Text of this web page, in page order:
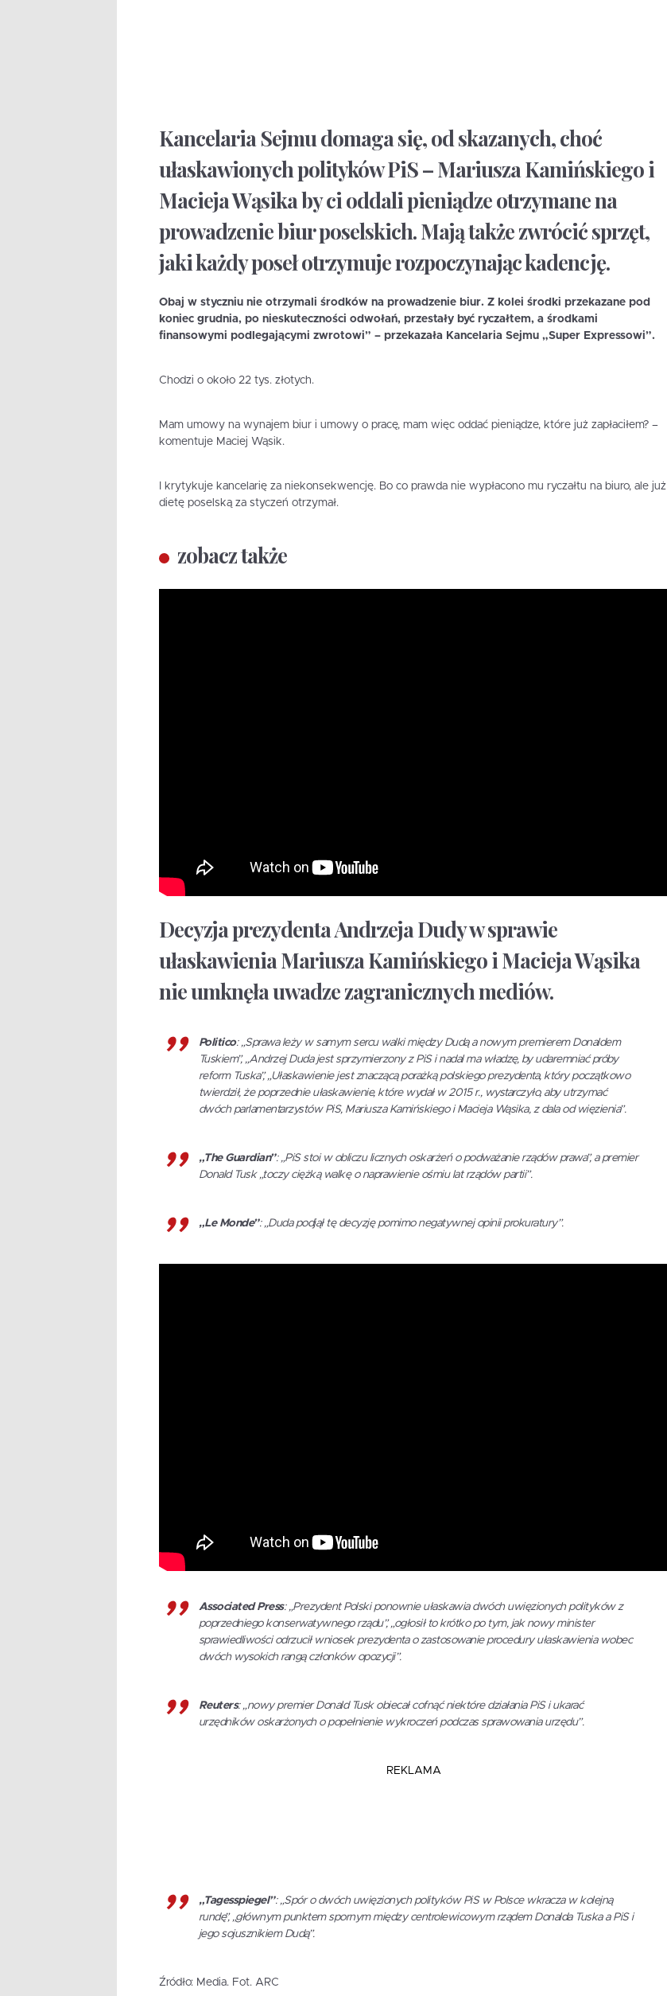
Kancelaria Sejmu domaga się, od skazanych, choć
ułaskawionych polityków PiS – Mariusza Kamińskiego i
Macieja Wąsika by ci oddali pieniądze otrzymane na
prowadzenie biur poselskich. Mają także zwrócić sprzęt,
jaki każdy poseł otrzymuje rozpoczynając kadencję.
Obaj w styczniu nie otrzymali środków na prowadzenie biur. Z kolei środki przekazane pod
koniec grudnia, po nieskuteczności odwołań, przestały być ryczałtem, a środkami
finansowymi podlegającymi zwrotowi” – przekazała Kancelaria Sejmu „Super Expressowi”.
Chodzi o około 22 tys. złotych.
Mam umowy na wynajem biur i umowy o pracę, mam więc oddać pieniądze, które już zapłaciłem? –
komentuje Maciej Wąsik.
I krytykuje kancelarię za niekonsekwencję. Bo co prawda nie wypłacono mu ryczałtu na biuro, ale już
dietę poselską za styczeń otrzymał.
zobacz także
Decyzja prezydenta Andrzeja Dudy w sprawie
ułaskawienia Mariusza Kamińskiego i Macieja Wąsika
nie umknęła uwadze zagranicznych mediów.
Politico: „Sprawa leży w samym sercu walki między Dudą a nowym premierem Donaldem
Tuskiem”, „Andrzej Duda jest sprzymierzony z PiS i nadal ma władzę, by udaremniać próby
reform Tuska”, „Ułaskawienie jest znaczącą porażką polskiego prezydenta, który początkowo
twierdził, że poprzednie ułaskawienie, które wydał w 2015 r., wystarczyło, aby utrzymać
dwóch parlamentarzystów PiS, Mariusza Kamińskiego i Macieja Wąsika, z dala od więzienia”.
„The Guardian”: „PiS stoi w obliczu licznych oskarżeń o podważanie rządów prawa”, a premier
Donald Tusk „toczy ciężką walkę o naprawienie ośmiu lat rządów partii”.
„Le Monde”: „Duda podjął tę decyzję pomimo negatywnej opinii prokuratury”.
Associated Press: „Prezydent Polski ponownie ułaskawia dwóch uwięzionych polityków z
poprzedniego konserwatywnego rządu”, „ogłosił to krótko po tym, jak nowy minister
sprawiedliwości odrzucił wniosek prezydenta o zastosowanie procedury ułaskawienia wobec
dwóch wysokich rangą członków opozycji”.
Reuters: „nowy premier Donald Tusk obiecał cofnąć niektóre działania PiS i ukarać
urzędników oskarżonych o popełnienie wykroczeń podczas sprawowania urzędu”.
REKLAMA
„Tagesspiegel”: „Spór o dwóch uwięzionych polityków PiS w Polsce wkracza w kolejną
rundę”, „głównym punktem spornym między centrolewicowym rządem Donalda Tuska a PiS i
jego sojusznikiem Dudą”.
Źródło: Media. Fot. ARC